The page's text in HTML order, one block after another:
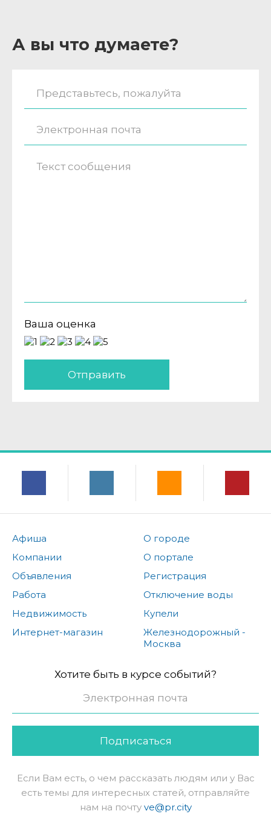
А вы что думаете?
Ваша оценка
Отправить
Афиша
Компании
Объявления
Работа
Недвижимость
Интернет-магазин
О городе
О портале
Регистрация
Отключение воды
Купели
Железнодорожный -
Москва
Хотите быть в курсе событий?
Подписаться
Если Вам есть, о чем рассказать людям или у Вас
есть темы для интересных статей, отправляйте
нам на почту ve@pr.city